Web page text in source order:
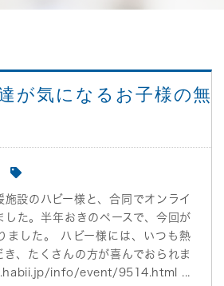
が気になるお子様の無
設のハビー様と、合同でオンライ
した。半年おきのペースで、今回が
ました。 ハビー様には、いつも熱
、たくさんの方が喜んでおられま
info/event/9514.html ...